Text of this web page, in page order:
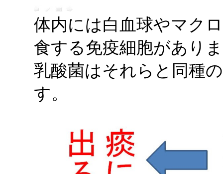
体内には白血球やマク
食する免疫細胞があり
乳酸菌はそれらと同種
す。